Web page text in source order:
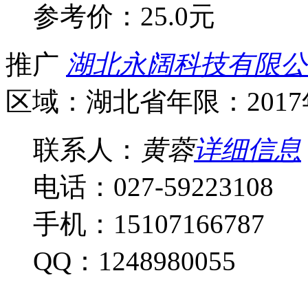
参考价： 25.0元
推广 湖北永阔科技有限
区域：湖北省年限：
联系人： 黄蓉详细信息
电话：027-59223108
手机：15107166787
QQ：1248980055